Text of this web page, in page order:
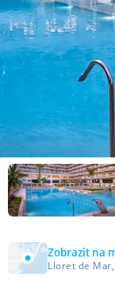
Zobrazit na
Lloret de Mar,